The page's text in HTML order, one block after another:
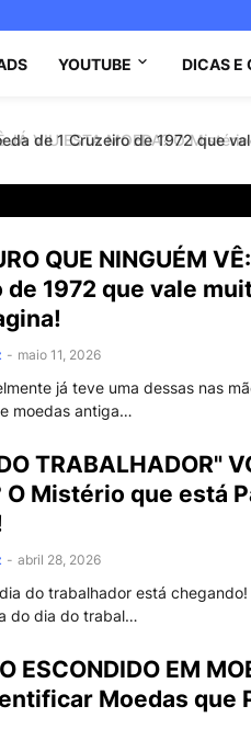
YOUTUBE DICAS E
de 1 Cruzeiro de 1972 que
JÁ VIU ESTA MOEDA? O
QUE NINGUÉM
1972 que vale
- maio 11, 2026
já teve uma dessas nas
moedas antiga…
TRABALHADOR"
O Mistério que está
- abril 28, 2026
do trabalhador está chegando!
do dia do trabal…
ESCONDIDO EM
Moedas que